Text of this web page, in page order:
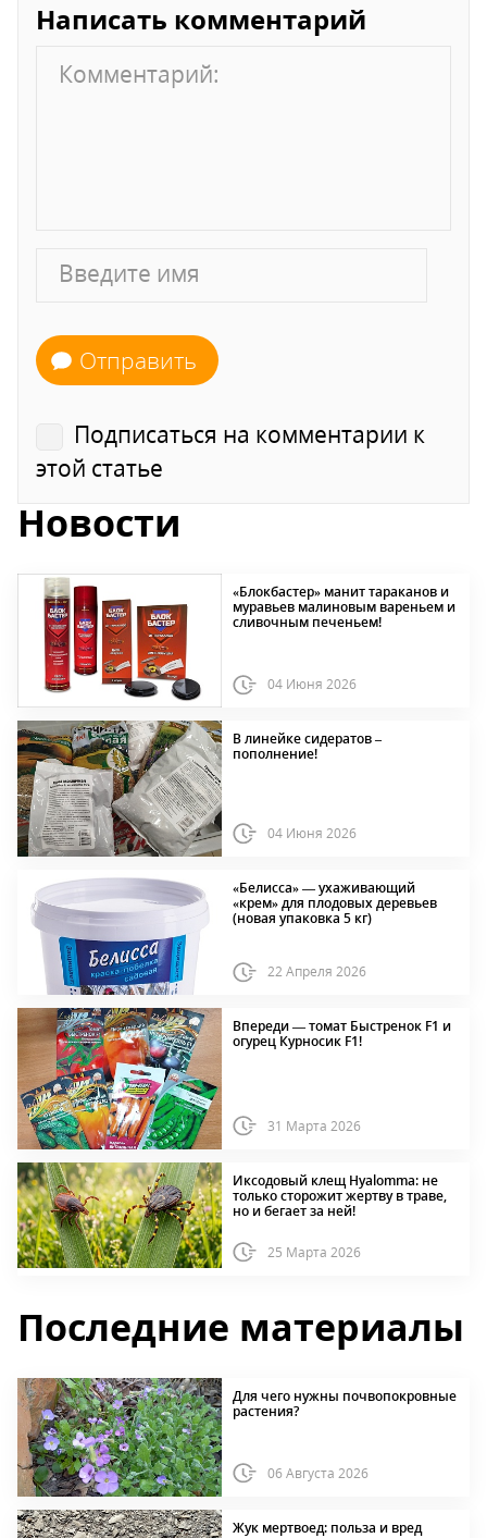
Написать комментарий
Отправить
Подписаться на комментарии к
этой статье
Новости
«Блокбастер» манит тараканов и
муравьев малиновым вареньем и
сливочным печеньем!
04 Июня 2026
В линейке сидератов –
пополнение!
04 Июня 2026
«Белисса» — ухаживающий
«крем» для плодовых деревьев
(новая упаковка 5 кг)
22 Апреля 2026
Впереди — томат Быстренок F1 и
огурец Курносик F1!
31 Марта 2026
Иксодовый клещ Hyalomma: не
только сторожит жертву в траве,
но и бегает за ней!
25 Марта 2026
Последние материалы
Для чего нужны почвопокровные
растения?
06 Августа 2026
Жук мертвоед: польза и вред